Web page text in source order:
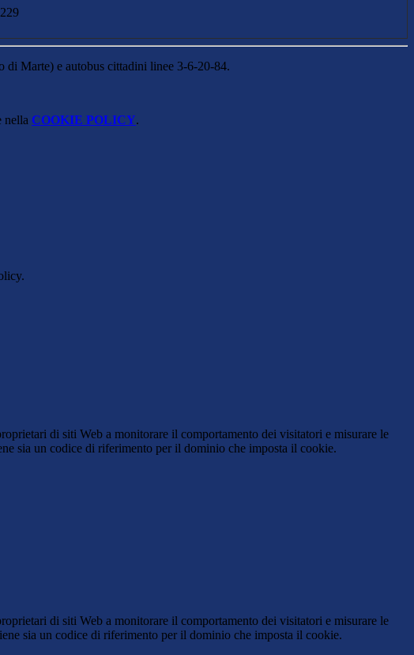
di Marte) e autobus cittadini linee 3-6-20-84.
nella COOKIE POLICY.
di siti Web a monitorare il comportamento dei visitatori e misurare le
sia un codice di riferimento per il dominio che imposta il cookie.
di siti Web a monitorare il comportamento dei visitatori e misurare le
sia un codice di riferimento per il dominio che imposta il cookie.